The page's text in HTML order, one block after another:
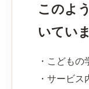
このよ
いてい
・こども
・サービス